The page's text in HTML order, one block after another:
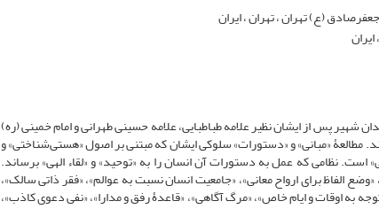
(ع) تهران ، تهران ، ایران
شهیر پس از ایشان نظیر علامه طباطبایی، علامه حسینی طهرانی و امام خمینی (ره)
مطالعۀ «مبانی» و «دستورات» سلوکی ایشان که مبتنی بر اصول «هستی‌شناختی» و
است. نظامی که عمل به دستورات آن انسان را به «توحید» و «لقاء الهی» برساند.
الفاظ برای ارواح معانی»، «جامعیت انسان نسبت به عوالم»، «فقر ذاتی سالک»،
به اوقات و ایام خاص»، «مرگ آگاهی»، «قاعدۀ رفق و مدارا»، «نفی دعوی کاذب»،